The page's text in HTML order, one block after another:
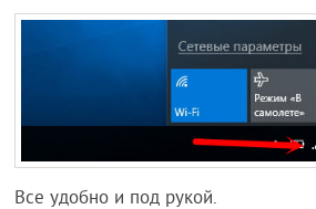
Все удобно и под рукой.